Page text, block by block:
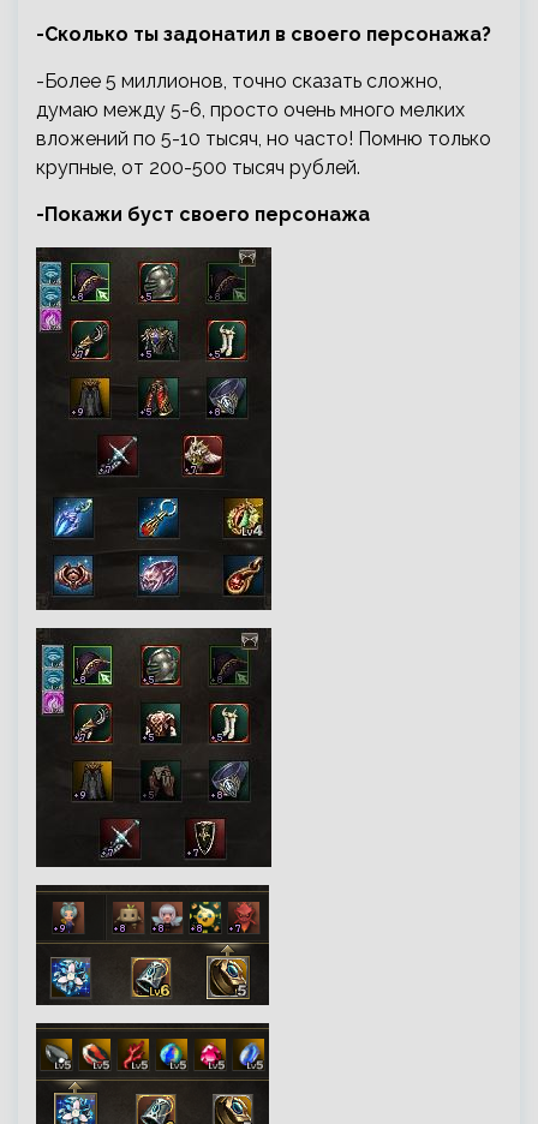
-Сколько ты задонатил в своего персонажа?
-Более 5 миллионов, точно сказать сложно,
думаю между 5-6, просто очень много мелких
вложений по 5-10 тысяч, но часто! Помню только
крупные, от 200-500 тысяч рублей.
-Покажи буст своего персонажа